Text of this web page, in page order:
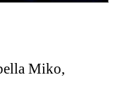
Miko,